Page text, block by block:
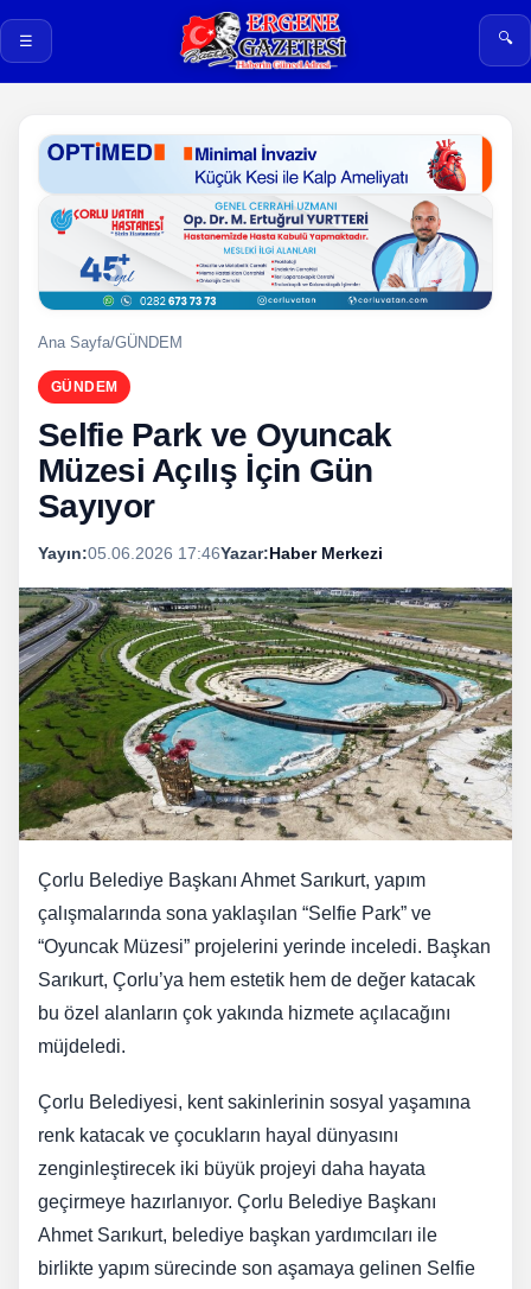
☰ 🔍
Ana Sayfa/GÜNDEM
GÜNDEM
Selfie Park ve Oyuncak
Müzesi Açılış İçin Gün
Sayıyor
Yayın:05.06.2026 17:46Yazar:Haber Merkezi
Çorlu Belediye Başkanı Ahmet Sarıkurt, yapım
çalışmalarında sona yaklaşılan “Selfie Park” ve
“Oyuncak Müzesi” projelerini yerinde inceledi. Başkan
Sarıkurt, Çorlu’ya hem estetik hem de değer katacak
bu özel alanların çok yakında hizmete açılacağını
müjdeledi.
Çorlu Belediyesi, kent sakinlerinin sosyal yaşamına
renk katacak ve çocukların hayal dünyasını
zenginleştirecek iki büyük projeyi daha hayata
geçirmeye hazırlanıyor. Çorlu Belediye Başkanı
Ahmet Sarıkurt, belediye başkan yardımcıları ile
birlikte yapım sürecinde son aşamaya gelinen Selfie